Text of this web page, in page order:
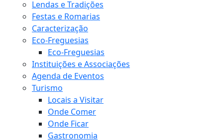
Lendas e Tradições
Festas e Romarias
Caracterização
Eco-Freguesias
Eco-Freguesias
Instituições e Associações
Agenda de Eventos
Turismo
Locais a Visitar
Onde Comer
Onde Ficar
Gastronomia